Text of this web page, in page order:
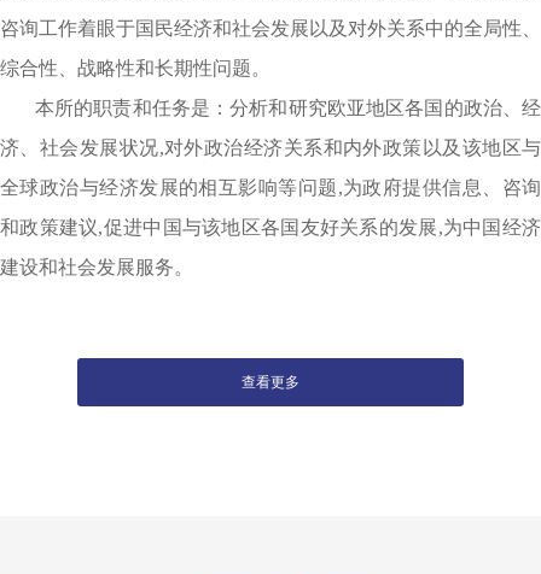
咨询工作着眼于国民经济和社会发展以及对外关系中的全局性、
综合性、战略性和长期性问题。
本所的职责和任务是：分析和研究欧亚地区各国的政治、经
济、社会发展状况,对外政治经济关系和内外政策以及该地区与
全球政治与经济发展的相互影响等问题,为政府提供信息、咨询
和政策建议,促进中国与该地区各国友好关系的发展,为中国经济
建设和社会发展服务。
查看更多